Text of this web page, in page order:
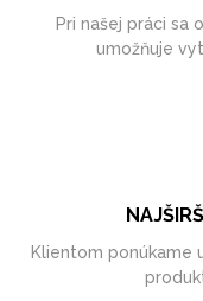
Pri našej práci sa
umožňuje
Klientom ponúkame